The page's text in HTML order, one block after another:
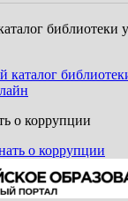
библиотеки
о коррупции